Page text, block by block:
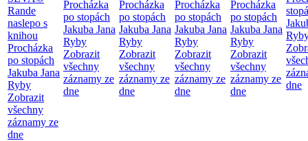
Rande
naslepo s
knihou
Procházka
po stopách
Jakuba Jana
Ryby
Zobrazit
všechny
záznamy ze
dne
Procházka
po stopách
Jakuba Jana
Ryby
Zobrazit
všechny
záznamy ze
dne
Procházka
po stopách
Jakuba Jana
Ryby
Zobrazit
všechny
záznamy ze
dne
Procházka
po stopách
Jakuba Jana
Ryby
Zobrazit
všechny
záznamy ze
dne
Procházka
po stopách
Jakuba Jana
Ryby
Zobrazit
všechny
záznamy ze
dne
dne